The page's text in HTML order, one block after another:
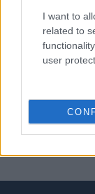
I want to
related to
user
La
Cultura
Ignazio La
5 Anac: